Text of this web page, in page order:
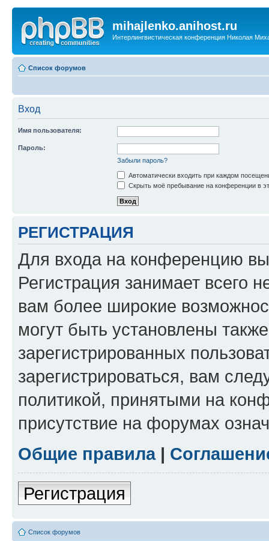
mihajlenko.anihost.ru
Интерлингвистическая конференция Николая
Список форумов
Вход
Имя пользователя:
Пароль:
Забыли пароль?
Автоматически входить при каждом
Скрыть моё пребывание на конференции в
РЕГИСТРАЦИЯ
Для входа на конференцию
Регистрация занимает всего
вам более широкие
могут быть установлены
зарегистрированных
зарегистрироваться, вам
политикой, принятыми на
присутствие на форумах
Общие правила|
Регистрация
Список форумов